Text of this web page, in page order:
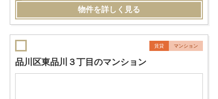
物件を詳しく見る
賃貸 マンション
品川区東品川３丁目のマンション